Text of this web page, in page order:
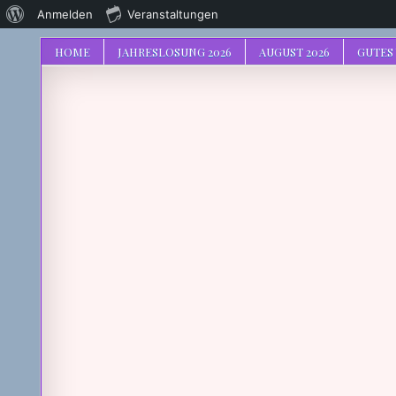
HOME JAHRESLOSUNG 2026 AUGUST 2026
Über
WordPress
Anmelden Veranstaltungen